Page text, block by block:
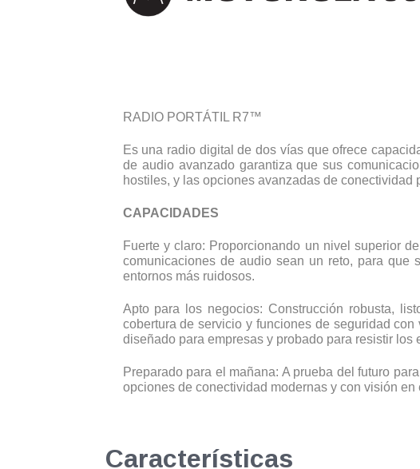
RADIO PORTÁTIL R7™
Es una radio digital de dos vías que ofrece
de audio avanzado garantiza que sus
hostiles, y las opciones avanzadas de conectividad
CAPACIDADES
Fuerte y claro: Proporcionando un nivel superior
comunicaciones de audio sean un reto, para
entornos más ruidosos.
Apto para los negocios: Construcción robusta,
cobertura de servicio y funciones de seguridad
diseñado para empresas y probado para resistir los
Preparado para el mañana: A prueba del futuro
opciones de conectividad modernas y con visión
Características